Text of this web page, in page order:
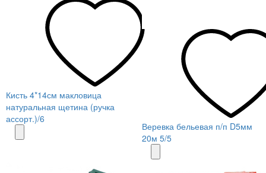
Кисть 4*14см макловица
натуральная щетина (ручка
ассорт.)/6
Веревка бельевая п/п D5мм
20м 5/5